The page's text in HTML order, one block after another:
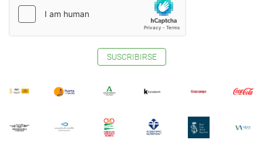
SUSCRIBIRSE